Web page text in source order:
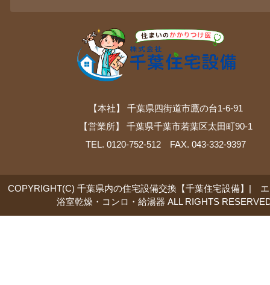
【本社】 千葉県四街道市鷹の台1-6-91
【営業所】 千葉県千葉市若葉区太田町90-1
TEL. 0120-752-512 FAX. 043-332-9397
COPYRIGHT(C) 千葉県内の住宅設備交換【千葉住宅設備】|
浴室乾燥・コンロ・給湯器 ALL RIGHTS